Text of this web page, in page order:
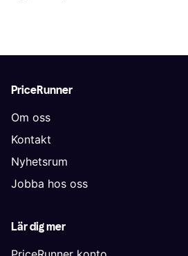
PriceRunner
Om oss
Kontakt
Nyhetsrum
Jobba hos oss
Lär dig mer